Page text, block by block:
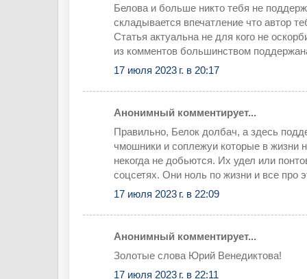
Белова и больше никто тебя не
складывается впечатление что автор
Статья актуальна не для кого не
из комментов большинством
17 июля 2023 г. в 20:17
Анонимный комментирует...
Правильно, Белок долбач, а здесь
чмошники и соплежуи которые в жизни
некогда не добьются. Их удел или
соцсетях. Они ноль по жизни и все про
17 июля 2023 г. в 22:09
Анонимный комментирует...
Золотые слова Юрий Венедиктова!
17 июля 2023 г. в 22:11